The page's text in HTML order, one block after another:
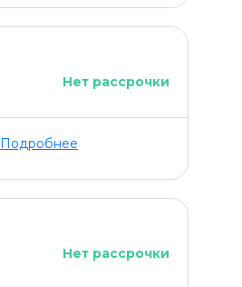
Нет рассрочки
Подробнее
Нет рассрочки